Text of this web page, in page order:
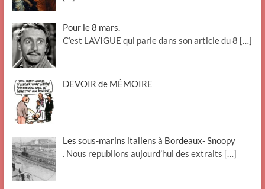
Pour le 8 mars.
C’est LAVIGUE qui parle dans son article du 8 […]
DEVOIR de MÉMOIRE
Les sous-marins italiens à Bordeaux- Snoopy
. Nous republions aujourd’hui des extraits […]